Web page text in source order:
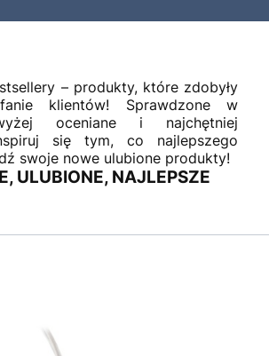
– produkty, które zdobyły
klientów! Sprawdzone w
oceniane i najchętniej
się tym, co najlepszego
swoje nowe ulubione produkty!
ULUBIONE, NAJLEPSZE